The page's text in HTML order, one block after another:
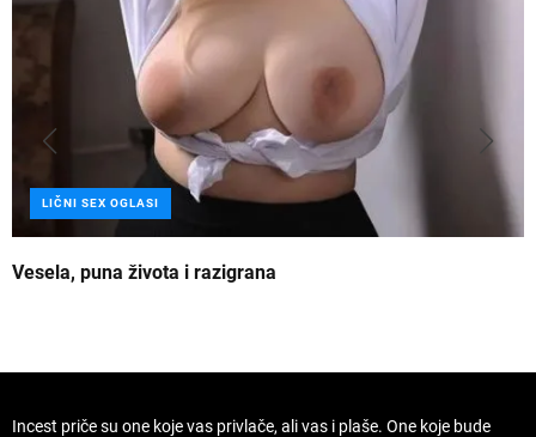
LIČNI SEX OGLASI
Vesela, puna života i razigrana
Incest priče su one koje vas privlače, ali vas i plaše. One koje bude